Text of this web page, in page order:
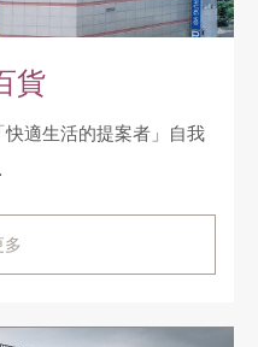
貨
適生活的提案者」自我
多